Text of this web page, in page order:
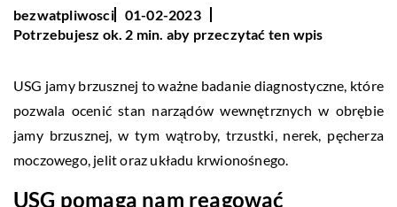
bezwatpliwosci
01-02-2023
Potrzebujesz ok. 2 min. aby przeczytać ten wpis
USG jamy brzusznej to ważne badanie diagnostyczne, które
pozwala ocenić stan narządów wewnętrznych w obrębie
jamy brzusznej, w tym wątroby, trzustki, nerek, pęcherza
moczowego, jelit oraz układu krwionośnego.
USG pomaga nam reagować